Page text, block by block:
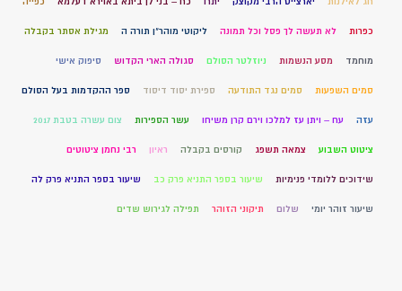
כפרות לא תעשה לך פסל וכל תמונה ליקוטי מוהר"ן תורה ה מגילת אסתר בקבלה
מוחמד מסע הנשמות ניוזלטר הסולם סגולה הארי הקדוש סיפוק אישי
סמים השפעות סמים נגד התודעה ספירת יסוד דיסוד ספר ההקדמות בעל הסולם
עזה עח – ויתן עז למלכו וירם קרן משיחו עשר הספירות צום עשרה בטבת 2017
ציטוט השבוע צמאה תשפג קורסים בקבלה ראיון רבי נחמן ציטוטים
שידוכים ללומדי פנימיות שיעור בספר התניא פרק כב שיעור בספר התניא פרק לה
שיעור זוהר יומי שלום תיקוני הזוהר תפילה לגירוש שדים